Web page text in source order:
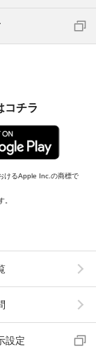
コチラ
けるApple Inc.の商標で
設定